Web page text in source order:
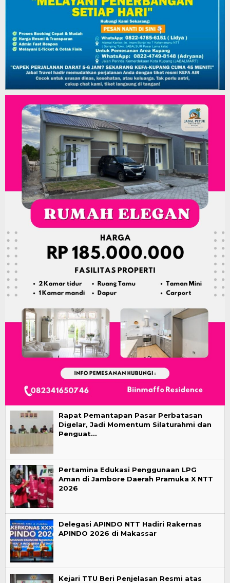
Rapat Pemantapan Pasar Perbatasan
Digelar, Jadi Momentum Silaturahmi dan
Penguat…
Pertamina Edukasi Penggunaan LPG
Aman di Jambore Daerah Pramuka X NTT
2026
Delegasi APINDO NTT Hadiri Rakernas
APINDO 2026 di Makassar
Kejari TTU Beri Penjelasan Resmi atas